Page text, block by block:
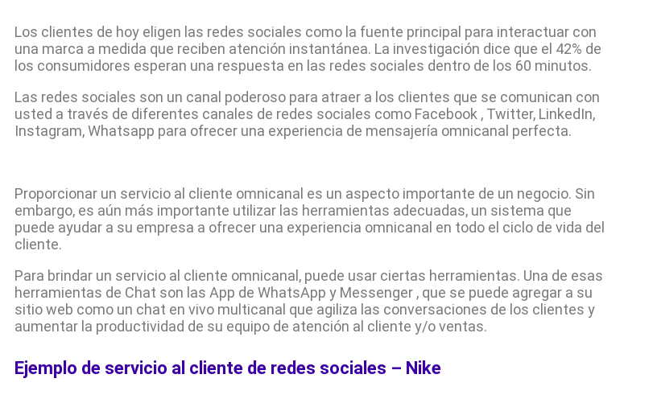
Los clientes de hoy eligen las redes sociales como la fuente principal para interactuar con
una marca a medida que reciben atención instantánea. La investigación dice que el 42% de
los consumidores esperan una respuesta en las redes sociales dentro de los 60 minutos.
Las redes sociales son un canal poderoso para atraer a los clientes que se comunican con
usted a través de diferentes canales de redes sociales como Facebook , Twitter, LinkedIn,
Instagram, Whatsapp para ofrecer una experiencia de mensajería omnicanal perfecta.
Proporcionar un servicio al cliente omnicanal es un aspecto importante de un negocio. Sin
embargo, es aún más importante utilizar las herramientas adecuadas, un sistema que
puede ayudar a su empresa a ofrecer una experiencia omnicanal en todo el ciclo de vida del
cliente.
Para brindar un servicio al cliente omnicanal, puede usar ciertas herramientas. Una de esas
herramientas de Chat son las App de WhatsApp y Messenger , que se puede agregar a su
sitio web como un chat en vivo multicanal que agiliza las conversaciones de los clientes y
aumentar la productividad de su equipo de atención al cliente y/o ventas.
Ejemplo de servicio al cliente de redes sociales – Nike